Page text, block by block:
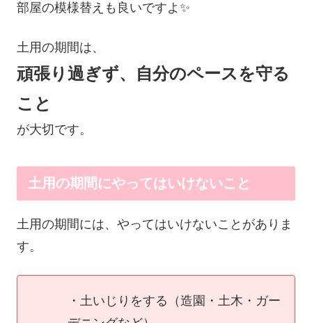
部屋の模様替えも良いですよ✨
土用の期間は、
頑張り過ぎず、自分のペースを守る
こと
が大切です。
土用の期間にやってはいけないこと
土用の期間には、やってはいけないことがありま
す。
・土いじりをする（造園・土木・ガー